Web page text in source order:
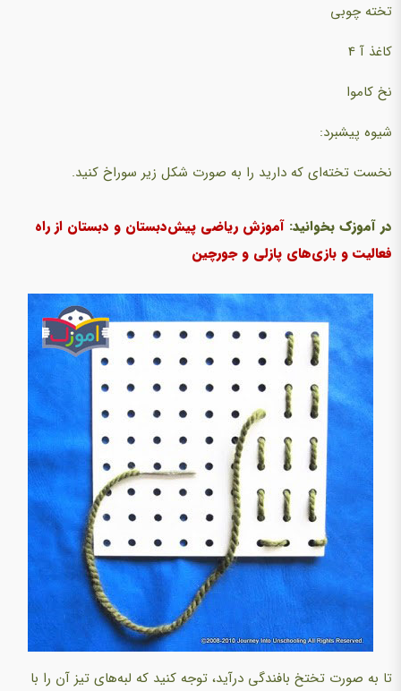
تخته چوبی
کاغذ آ 4
نخ کاموا
شیوه پیشبرد:
نخست تخته‌ای که دارید را به صورت شکل زیر سوراخ کنید.
در آموزک بخوانید: آموزش ریاضی پیش‌دبستان و دبستان از راه
فعالیت و بازی‌های پازلی و جورچین
تا به صورت تختخ بافندگی درآید، توجه کنید که لبه‌های تیز آن را با